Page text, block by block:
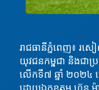
រាជធានីភ្នំពេញ៖ រ
យុវជនកម្ពុជា និងជាប្
លើកទី៧ ឆ្នាំ ២០២៤